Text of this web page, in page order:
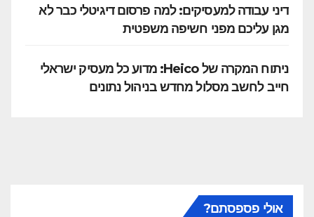
דיני עבודה למעסיקים: למה פרסום דיגיטלי כבר לא
מגן עליכם מפני חשיפה משפטית
ניתוח המקרה של Heico: מדוע כל מעסיק ישראלי
חייב לחשב מסלול מחדש בניהול נתונים
אולי פספסתם?